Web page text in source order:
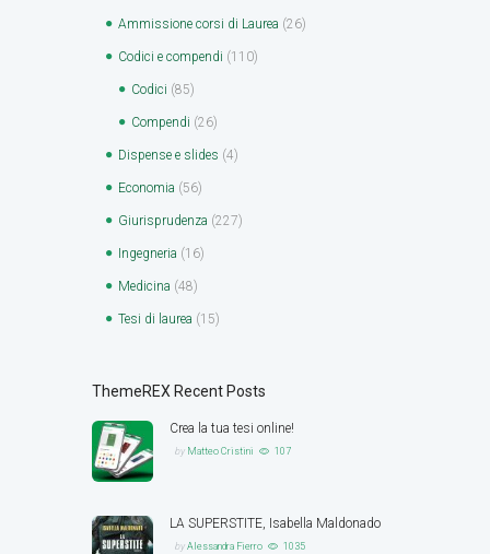
Ammissione corsi di Laurea (26)
Codici e compendi (110)
Codici (85)
Compendi (26)
Dispense e slides (4)
Economia (56)
Giurisprudenza (227)
Ingegneria (16)
Medicina (48)
Tesi di laurea (15)
ThemeREX Recent Posts
Crea la tua tesi online!
by Matteo Cristini 107
LA SUPERSTITE, Isabella Maldonado
byAlessandra Fierro 1035